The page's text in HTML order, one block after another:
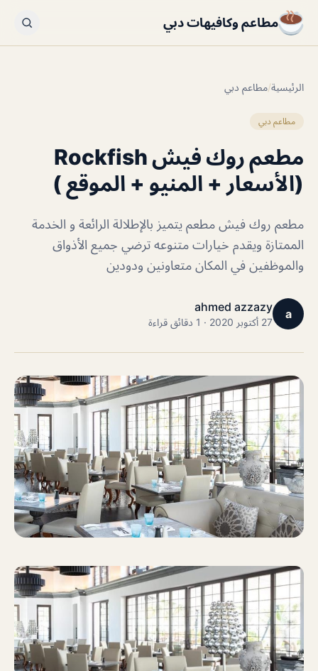
مطاعم وكافيهات دبي
الرئيسية/مطاعم دبي
مطاعم دبي
مطعم روك فيش Rockfish
(الأسعار + المنيو + الموقع )
مطعم روك فيش مطعم يتميز بالإطلالة الرائعة و الخدمة
الممتازة ويقدم خيارات متنوعه ترضي جميع الأذواق
والموظفين في المكان متعاونين ودودين
a
ahmed azzazy
27 أكتوبر 2020 · 1 دقائق قراءة